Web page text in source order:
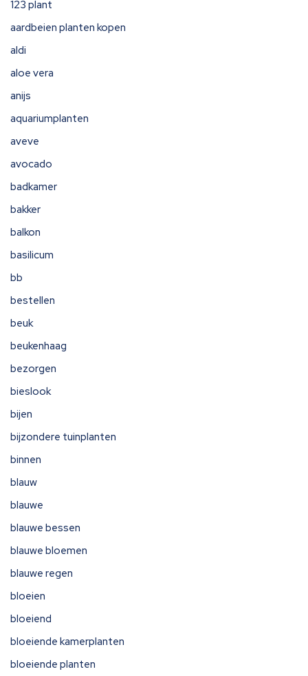
123 plant
aardbeien planten kopen
aldi
aloe vera
anijs
aquariumplanten
aveve
avocado
badkamer
bakker
balkon
basilicum
bb
bestellen
beuk
beukenhaag
bezorgen
bieslook
bijen
bijzondere tuinplanten
binnen
blauw
blauwe
blauwe bessen
blauwe bloemen
blauwe regen
bloeien
bloeiend
bloeiende kamerplanten
bloeiende planten